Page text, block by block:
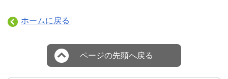
ホームに戻る
ページの先頭へ戻る